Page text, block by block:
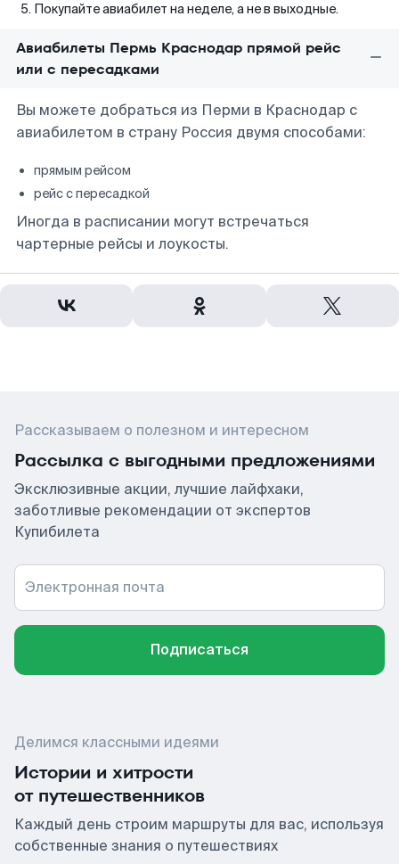
Покупайте авиабилет на неделе, а не в выходные.
Авиабилеты Пермь Краснодар прямой рейс
или с пересадками
Вы можете добраться из Перми в Краснодар с
авиабилетом в страну Россия двумя способами:
прямым рейсом
рейс с пересадкой
Иногда в расписании могут встречаться
чартерные рейсы и лоукосты.
Рассказываем о полезном и интересном
Рассылка с выгодными предложениями
Эксклюзивные акции, лучшие лайфхаки,
заботливые рекомендации от экспертов
Купибилета
Электронная почта
Подписаться
Делимся классными идеями
Истории и хитрости
от путешественников
Каждый день строим маршруты для вас, используя
собственные знания о путешествиях